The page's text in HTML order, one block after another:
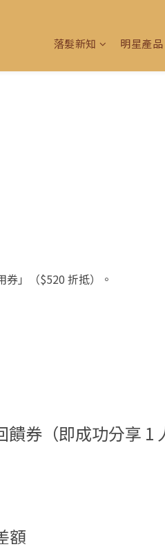
落髮新知 明星產品
」（$520 折抵）。
券（即成功分享 1
額